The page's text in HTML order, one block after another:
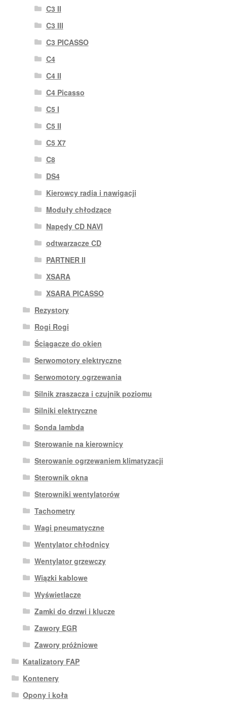
C3 II
C3 III
C3 PICASSO
C4
C4 II
C4 Picasso
C5 I
C5 II
C5 X7
C8
DS4
Kierowcy radia i nawigacji
Moduły chłodzące
Napędy CD NAVI
odtwarzacze CD
PARTNER II
XSARA
XSARA PICASSO
Rezystory
Rogi Rogi
Ściągacze do okien
Serwomotory elektryczne
Serwomotory ogrzewania
Silnik zraszacza i czujnik poziomu
Silniki elektryczne
Sonda lambda
Sterowanie na kierownicy
Sterowanie ogrzewaniem klimatyzacji
Sterownik okna
Sterowniki wentylatorów
Tachometry
Wagi pneumatyczne
Wentylator chłodnicy
Wentylator grzewczy
Wiązki kablowe
Wyświetlacze
Zamki do drzwi i klucze
Zawory EGR
Zawory próżniowe
Katalizatory FAP
Kontenery
Opony i koła